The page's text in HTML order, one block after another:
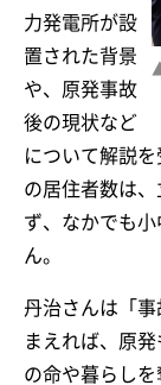
力発電所が設
置された背景
や、原発事故
後の現状など
について解説
の居住者数は
ず、なかでも
ん。
丹治さんは「
まえれば、原
の命や暮らしを